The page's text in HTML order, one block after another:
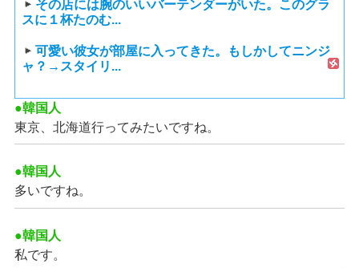
その店には腕のいいバーテンダーがいた。このグラ
スに１杯たのむ...
可愛い彼女が部屋に入ってきた。もしかしてニンジ
ャ？→スタイリ...
●韓国人
東京、北海道行ってみたいですね。
●韓国人
多いですね。
●韓国人
私です。